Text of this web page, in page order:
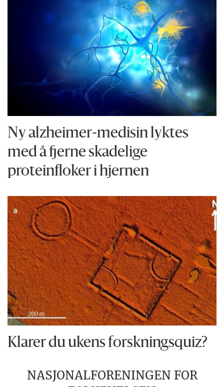
Ny alzheimer-medisin lyktes
med å fjerne skadelige
proteinfloker i hjernen
Klarer du ukens forskningsquiz?
NASJONALFORENINGEN FOR